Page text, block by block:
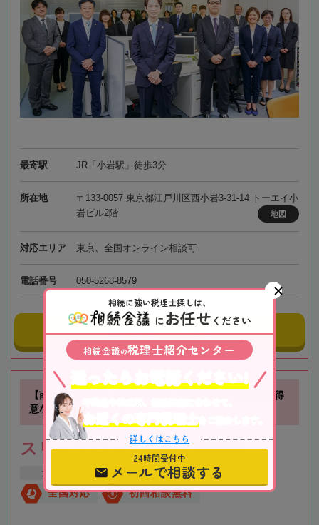
最寄駅 JR「小岩駅」徒歩3分
所在地
〒133-0057 東京都江戸川区西小岩3-31-14 トーエイ小
岩ビル2階
地図
対応エリア 東京、全国オンライン相談可
電話番号 050-5268-8579
事務所にメールする
【南方駅徒歩1分】不動産に関する相続や相続税対策が得
意な税理士事務所です
スリーアローズ税理士事務所
大阪府 大阪市 新大阪駅
全国対応 初回相談無料
相続に強い税理士探しは、
にお任せ ください
相続会議の税理士紹介センター
不動産や株式等、相続資産に合わせて、
お近くの専門税理士
をご紹介します。
詳しくはこちら
24時間受付中
メールで相談する